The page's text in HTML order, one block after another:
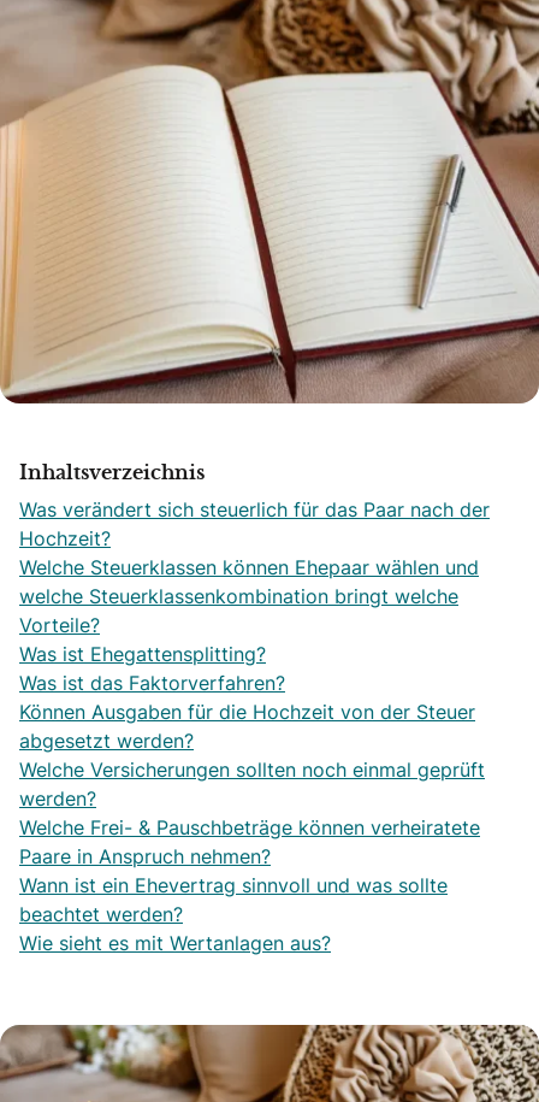
Inhaltsverzeichnis
Was verändert sich steuerlich für das Paar nach der
Hochzeit?
Welche Steuerklassen können Ehepaar wählen und
welche Steuerklassenkombination bringt welche
Vorteile?
Was ist Ehegattensplitting?
Was ist das Faktorverfahren?
Können Ausgaben für die Hochzeit von der Steuer
abgesetzt werden?
Welche Versicherungen sollten noch einmal geprüft
werden?
Welche Frei- & Pauschbeträge können verheiratete
Paare in Anspruch nehmen?
Wann ist ein Ehevertrag sinnvoll und was sollte
beachtet werden?
Wie sieht es mit Wertanlagen aus?